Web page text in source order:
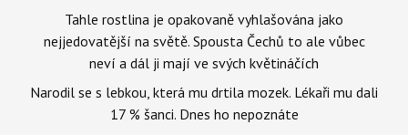
Tahle rostlina je opakovaně vyhlašována jako
nejjedovatější na světě. Spousta Čechů to ale vůbec
neví a dál ji mají ve svých květináčích
Narodil se s lebkou, která mu drtila mozek. Lékaři mu dali
17 % šanci. Dnes ho nepoznáte